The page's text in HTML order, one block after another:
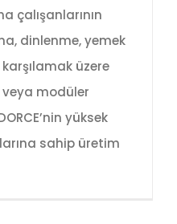
çalışanlarının
dinlenme, yemek
üzere
modüler
yüksek
sahip üretim